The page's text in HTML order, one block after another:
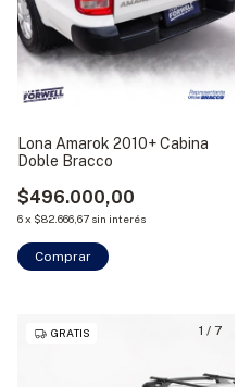
Lona Amarok 2010+ Cabina
Doble Bracco
$496.000,00
6x $82.666,67 sin interés
Comprar
1 / 7
GRATIS